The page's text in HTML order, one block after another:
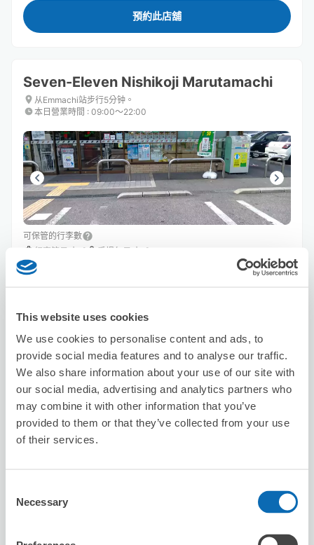
This website uses cookies
We use cookies to personalise content and ads, to
provide social media features and to analyse our traffic.
We also share information about your use of our site with
our social media, advertising and analytics partners who
may combine it with other information that you’ve
provided to them or that they’ve collected from your use
of their services.
Selection
Necessary
預約此店舖
Seven-Eleven Nishikoji Marutamachi
从Emmachi站步行5分钟。
本日營業時間 : 09:00〜22:00
可保管的行李數
行李箱尺寸
4 手提包尺寸 4
預約此店舖
APAHOTEL KYOTOGOJYOOMIYA
从Tambaguchi站步行10分钟。
本日營業時間